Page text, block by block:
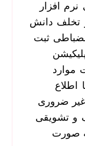
افزار
تخلف دانش
ثبت
موارد
اطلاع
ضروری
و تشویقی
صورت